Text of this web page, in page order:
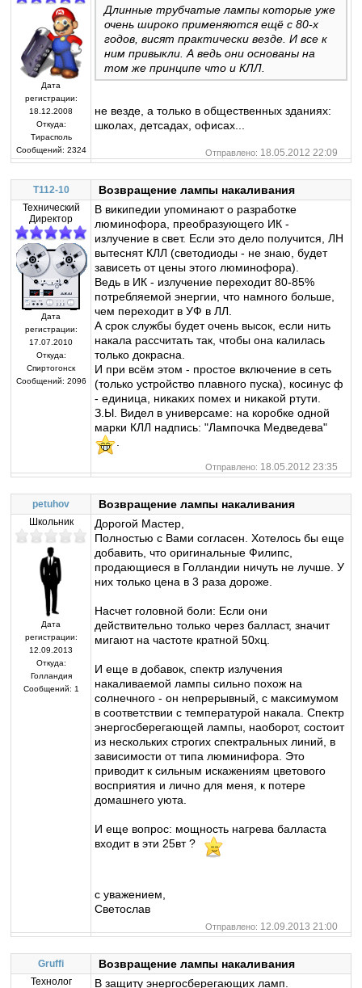
Дата
регистрации:
18.12.2008
Откуда:
Тирасполь
Сообщений: 2324
Длинные трубчатые лампы которые уже
очень широко применяются ещё с 80-х
годов, висят практически везде. И все к
ним привыкли. А ведь они основаны на
том же принципе что и КЛЛ.
не везде, а только в общественных зданиях:
школах, детсадах, офисах...
Отправлено: 18.05.2012 22:09
T112-10 Возвращение лампы накаливания
Технический
Директор
Дата
регистрации:
17.07.2010
Откуда:
Спиртогонск
Сообщений: 2096
В википедии упоминают о разработке
люминофора, преобразующего ИК -
излучение в свет. Если это дело получится, ЛН
вытеснят КЛЛ (светодиоды - не знаю, будет
зависеть от цены этого люминофора).
Ведь в ИК - излучение переходит 80-85%
потребляемой энергии, что намного больше,
чем переходит в УФ в ЛЛ.
А срок службы будет очень высок, если нить
накала рассчитать так, чтобы она калилась
только докрасна.
И при всём этом - простое включение в сеть
(только устройство плавного пуска), косинус ф
- единица, никаких помех и никакой ртути.
З.Ы. Видел в универсаме: на коробке одной
марки КЛЛ надпись: "Лампочка Медведева"
Отправлено: 18.05.2012 23:35
petuhov Возвращение лампы накаливания
Школьник
Дата
регистрации:
12.09.2013
Откуда:
Голландия
Сообщений: 1
Дорогой Мастер,
Полностью с Вами согласен. Хотелось бы еще
добавить, что оригинальные Филипс,
продающиеся в Голландии ничуть не лучше. У
них только цена в 3 раза дороже.
Насчет головной боли: Если они
действительно только через балласт, значит
мигают на частоте кратной 50хц.
И еще в добавок, спектр излучения
накаливаемой лампы сильно похож на
солнечного - он непрерывный, с максимумом
в соответствии с температурой накала. Спектр
энергосберегающей лампы, наоборот, состоит
из нескольких строгих спектральных линий, в
зависимости от типа люминифора. Это
приводит к сильным искажениям цветового
восприятия и лично для меня, к потере
домашнего уюта.
И еще вопрос: мощность нагрева балласта
входит в эти 25вт ?
с уважением,
Светослав
Отправлено: 12.09.2013 21:00
Gruffi Возвращение лампы накаливания
Технолог В защиту энергосберегающих ламп.